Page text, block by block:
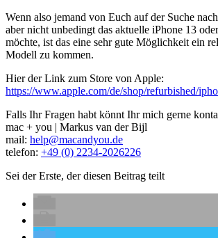
Wenn also jemand von Euch auf der Suche
aber nicht unbedingt das aktuelle iPhone 13
möchte, ist das eine sehr gute Möglichkeit ein
Modell zu kommen.
Hier der Link zum Store von Apple:
https://www.apple.com/de/shop/refurbished/
Falls Ihr Fragen habt könnt Ihr mich gerne
mac + you | Markus van der Bijl
mail: help@macandyou.de
telefon: +49 (0) 2234-2026226
Sei der Erste, der diesen Beitrag teilt